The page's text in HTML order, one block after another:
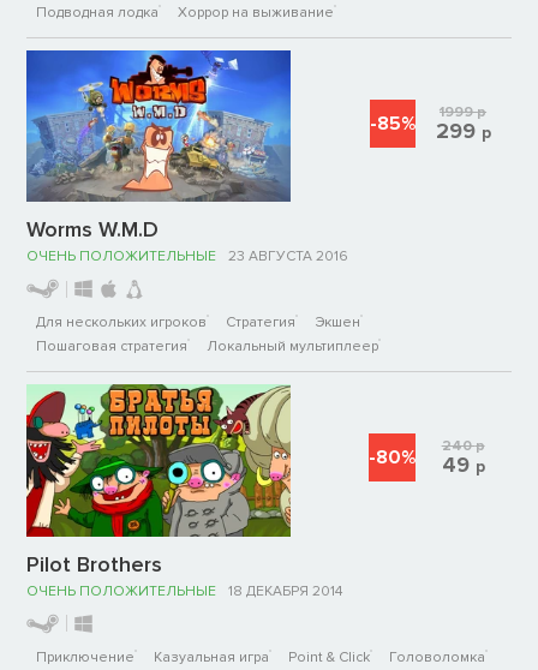
Подводная лодка
Хоррор на выживание
Worms W.M.D
ОЧЕНЬ ПОЛОЖИТЕЛЬНЫЕ 23 АВГУСТА 2016
Для нескольких игроков Стратегия
Экшен
Пошаговая стратегия
Локальный мультиплеер
-85% 1999р
299 р
Pilot Brothers
ОЧЕНЬ ПОЛОЖИТЕЛЬНЫЕ 18 ДЕКАБРЯ 2014
Приключение Казуальная игра Point & Click
Головоломка
-80% 240р
49 р